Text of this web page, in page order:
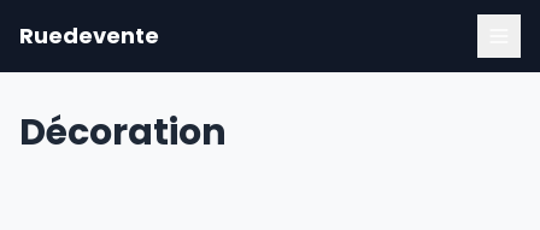
Ruedevente
Décoration